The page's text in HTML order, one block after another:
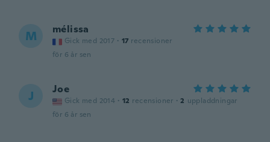
M mélissa
Gick med 2017 · 17 recensioner
för 6 år sen
J Joe
Gick med 2014 · 12 recensioner · 2 uppladdningar
för 6 år sen